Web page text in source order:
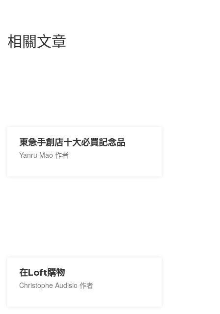
相關文章
東急手創店十大必買記念品
Yanru Mao 作者
在Loft購物
Christophe Audisio 作者